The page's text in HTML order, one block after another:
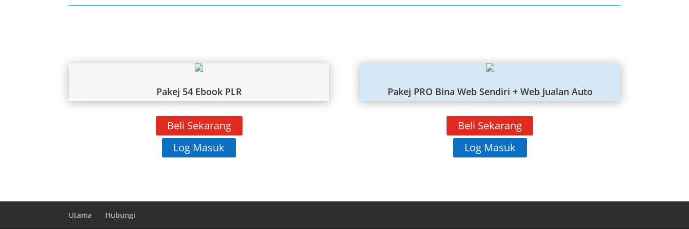
Pakej 54 Ebook PLR
Beli Sekarang
Log Masuk
Pakej PRO Bina Web Sendiri + Web Jualan Auto
Beli Sekarang
Log Masuk
Utama Hubungi